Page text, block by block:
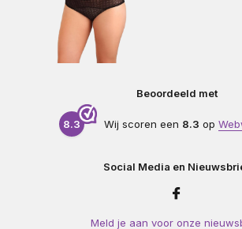
Beoordeeld met
8.3 Wij scoren een 8.3 op
Social Media en
Meld je aan voor onze